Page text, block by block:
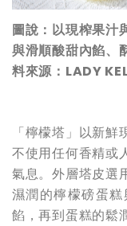
圖說：以現榨果汁
與滑順酸甜內餡、
料來源：LADY
「檸檬塔」以新
不使用任何香精或
氣息。外層塔皮選
濕潤的檸檬磅蛋
餡，再到蛋糕的鬆